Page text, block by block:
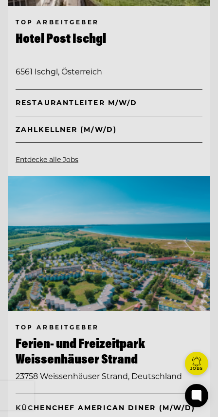
TOP ARBEITGEBER
Hotel Post Ischgl
6561 Ischgl, Österreich
RESTAURANTLEITER M/W/D
ZAHLKELLNER (M/W/D)
Entdecke alle Jobs
TOP ARBEITGEBER
Ferien- und Freizeitpark
Weissenhäuser Strand
23758 Weissenhäuser Strand, Deutschland
KÜCHENCHEF AMERICAN DINER (M/W/D)
JOBS